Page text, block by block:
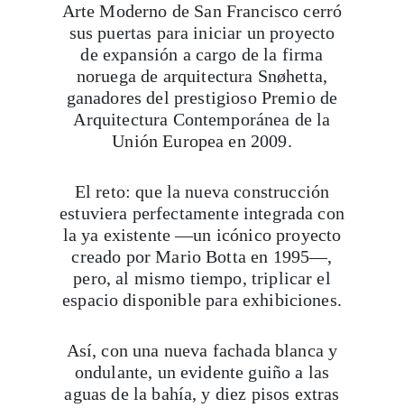
Arte Moderno de San Francisco cerró
sus puertas para iniciar un proyecto
de expansión a cargo de la firma
noruega de arquitectura Snøhetta,
ganadores del prestigioso Premio de
Arquitectura Contemporánea de la
Unión Europea en 2009.
El reto: que la nueva construcción
estuviera perfectamente integrada con
la ya existente —un icónico proyecto
creado por Mario Botta en 1995—,
pero, al mismo tiempo, triplicar el
espacio disponible para exhibiciones.
Así, con una nueva fachada blanca y
ondulante, un evidente guiño a las
aguas de la bahía, y diez pisos extras